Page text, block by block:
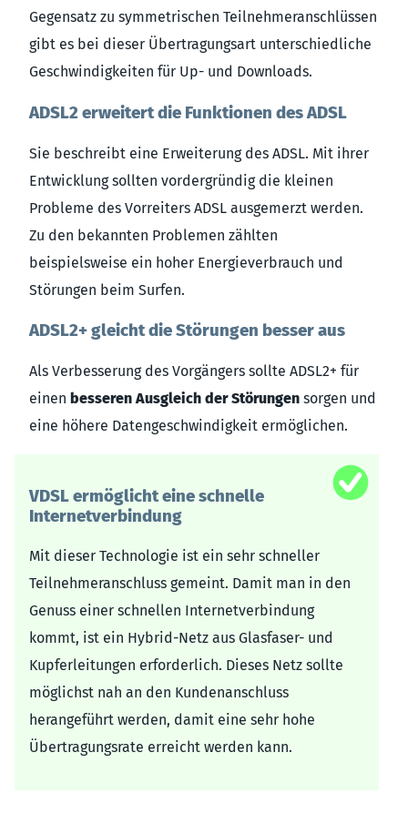
Gegensatz zu symmetrischen Teilnehmeranschlüssen
gibt es bei dieser Übertragungsart unterschiedliche
Geschwindigkeiten für Up- und Downloads.
ADSL2 erweitert die Funktionen des ADSL
Sie beschreibt eine Erweiterung des ADSL. Mit ihrer
Entwicklung sollten vordergründig die kleinen
Probleme des Vorreiters ADSL ausgemerzt werden.
Zu den bekannten Problemen zählten
beispielsweise ein hoher Energieverbrauch und
Störungen beim Surfen.
ADSL2+ gleicht die Störungen besser aus
Als Verbesserung des Vorgängers sollte ADSL2+ für
einen besseren Ausgleich der Störungen sorgen und
eine höhere Datengeschwindigkeit ermöglichen.
VDSL ermöglicht eine schnelle
Internetverbindung
Mit dieser Technologie ist ein sehr schneller
Teilnehmeranschluss gemeint. Damit man in den
Genuss einer schnellen Internetverbindung
kommt, ist ein Hybrid-Netz aus Glasfaser- und
Kupferleitungen erforderlich. Dieses Netz sollte
möglichst nah an den Kundenanschluss
herangeführt werden, damit eine sehr hohe
Übertragungsrate erreicht werden kann.